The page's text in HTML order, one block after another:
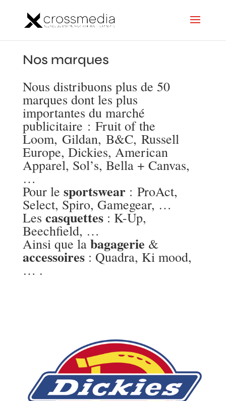
Nos marques
Nous distribuons plus de 50
marques dont les plus
importantes du marché
publicitaire : Fruit of the
Loom, Gildan, B&C, Russell
Europe, Dickies, American
Apparel, Sol’s, Bella + Canvas,
…
Pour le sportswear: ProAct,
Select, Spiro, Gamegear, …
Les casquettes: K-Up,
Beechfield, …
Ainsi que la bagagerie &
accessoires: Quadra, Ki mood,
… .